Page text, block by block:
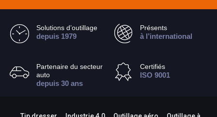
Solutions d’outillage
depuis 1979
Présents
à l’international
Partenaire du secteur
auto
depuis 30 ans
Certifiés
ISO 9001